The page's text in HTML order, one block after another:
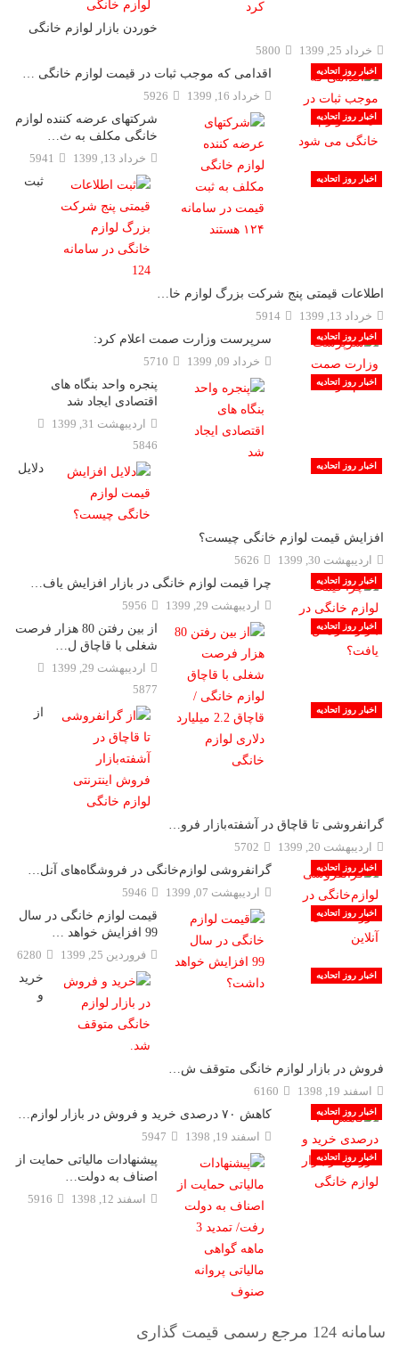
خوردن بازار لوازم خانگی
خرداد 25, 1399
اقدامی که موجب ثبات در قیمت لوازم خانگی …
خرداد 16, 1399
اخبار روز اتحادیه
شرکتهای عرضه کننده لوازم
خانگی مکلف به ث…
خرداد 13, 1399
اخبار روز اتحادیه
ثبت
اطلاعات قیمتی پنج شرکت بزرگ لوازم خا…
خرداد 13, 1399
اخبار روز اتحادیه
سرپرست وزارت صمت اعلام کرد:
خرداد 09, 1399
اخبار روز اتحادیه
پنجره واحد بنگاه های
اقتصادی ایجاد شد
ارديبهشت 31, 1399
5846
اخبار روز اتحادیه
دلایل
افزایش قیمت لوازم خانگی چیست؟
ارديبهشت 30, 1399
اخبار روز اتحادیه
چرا قیمت لوازم خانگی در بازار افزایش یاف…
ارديبهشت 29, 1399
اخبار روز اتحادیه
از بین رفتن 80 هزار فرصت
شغلی با قاچاق ل…
ارديبهشت 29, 1399
5877
اخبار روز اتحادیه
از
گرانفروشی تا قاچاق در آشفته‌بازار فرو…
ارديبهشت 20, 1399
اخبار روز اتحادیه
گرانفروشی لوازم‌خانگی در فروشگاه‌های آنل…
ارديبهشت 07, 1399
اخبار روز اتحادیه
قیمت لوازم خانگی در سال
99 افزایش خواهد …
فروردين 25, 1399
اخبار روز اتحادیه
خرید
و
فروش در بازار لوازم خانگی متوقف ش…
اسفند 19, 1398
اخبار روز اتحادیه
کاهش ۷۰ درصدی خرید و فروش در بازار لوازم…
اسفند 19, 1398
اخبار روز اتحادیه
پیشنهادات مالیاتی حمایت از
اصناف به دولت…
اسفند 12, 1398
اخبار روز اتحادیه
سامانه 124 مرجع رسمی قیمت گذاری